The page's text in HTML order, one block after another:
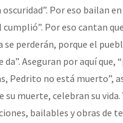
Por eso bailan
Por eso cantan
se perderán, porque el
da”. Aseguran por aquí que,
Pedrito no está muerto”,
su muerte, celebran su vida.
bailables y obras de